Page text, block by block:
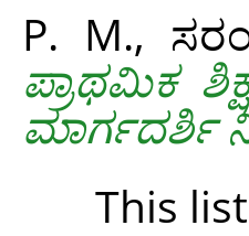
P. M.,
ಪ್ರಾಥಮಿಕ
ಮಾರ್ಗದರ್ಶಿ
This